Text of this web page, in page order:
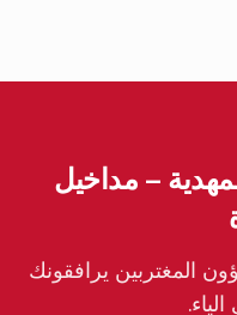
– مداخيل
المغتربين يرافقونك